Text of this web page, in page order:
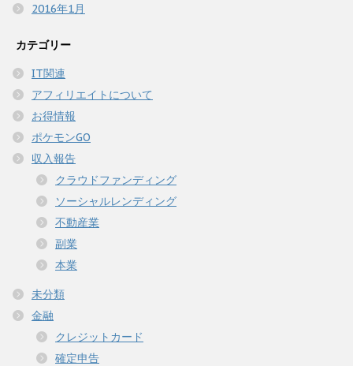
2016年1月
カテゴリー
IT関連
アフィリエイトについて
お得情報
ポケモンGO
収入報告
クラウドファンディング
ソーシャルレンディング
不動産業
副業
本業
未分類
金融
クレジットカード
確定申告